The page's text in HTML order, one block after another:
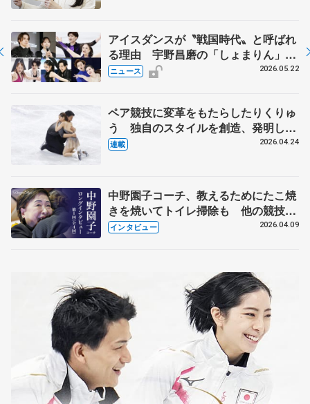
アイスダンスが〝戦国時代〟と呼ばれ
る理由 宇野昌磨の「しょまりん」ら
実力者が相次いで参戦 国内の競争激
ニュース 2026.05.22
ペア競技に変革をもたらしたりくりゅ
う 独自のスタイルを創造、発明した
【引退発表後②】
連載 2026.04.24
中野園子コーチ、教えるためにたこ焼
きを焼いてトイレ掃除も 他の競技に
も通用するという坂本花織の筋肉
インタビュー 2026.04.09